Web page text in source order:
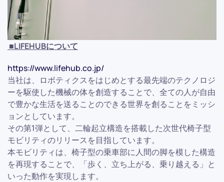
■LIFEHUBについて
https://www.lifehub.co.jp/
当社は、ロボティクスをはじめとする最先端のテクノロジ
ーを駆使した機械の体を創造することで、全ての人が自由
で豊かな生活を送ることのできる世界を創ることをミッシ
ョンとしています。
その第1弾として、二輪起立構造を搭載した次世代椅子型
モビリティのリリースを目指しています。
本モビリティは、椅子型の乗車部に人間の脚を模した構造
を再現することで、「歩く、立ち上がる、乗り越える」と
いった動作を実現します。